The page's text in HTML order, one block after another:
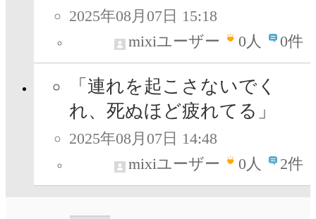
2025年08月07日 15:18
mixiユーザー
0人 0件
「連れを起こさないでく
れ、死ぬほど疲れてる」
2025年08月07日 14:48
mixiユーザー
0人 2件